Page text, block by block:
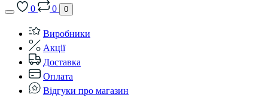
0
0 0
Виробники
Акції
Доставка
Оплата
Відгуки про магазин